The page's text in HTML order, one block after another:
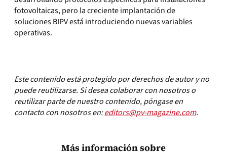
fotovoltaicas, pero la creciente implantación de
soluciones BIPV está introduciendo nuevas variables
operativas.
Este contenido está protegido por derechos de autor y no
puede reutilizarse. Si desea colaborar con nosotros o
reutilizar parte de nuestro contenido, póngase en
contacto con nosotros en:editors@pv-magazine.com.
Más información sobre